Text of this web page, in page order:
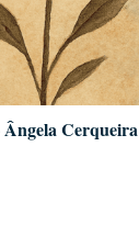
Cerqueira